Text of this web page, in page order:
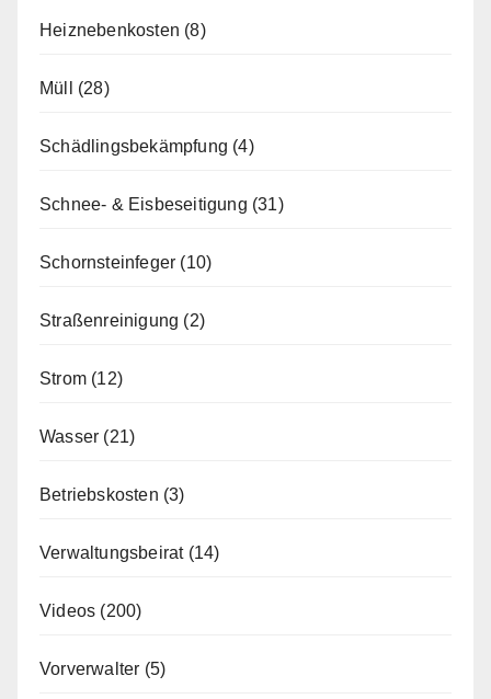
Heiznebenkosten (8)
Müll (28)
Schädlingsbekämpfung (4)
Schnee- & Eisbeseitigung (31)
Schornsteinfeger (10)
Straßenreinigung (2)
Strom (12)
Wasser (21)
Betriebskosten (3)
Verwaltungsbeirat(14)
Videos (200)
Vorverwalter (5)